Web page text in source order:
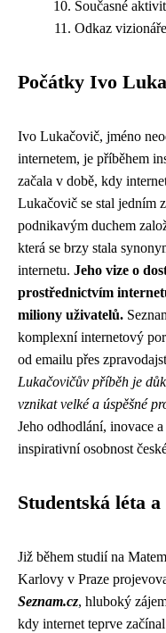
Současné
Odkaz
Počátky Ivo
Ivo Lukačovič, jméno
internetem, je příběhem
začala v době, kdy
Lukačovič se stal jedním
podnikavým duchem
která se brzy stala
internetu. Jeho vize o
prostřednictvím
miliony uživatelů.
komplexní internetový
od emailu přes
Lukačovičův příběh je
vznikat velké a úspěšné
Jeho odhodlání, inovace
inspirativní osobnost
Studentská léta
Již během studií na
Karlovy v Praze
Seznam.cz, hluboký
kdy internet teprve